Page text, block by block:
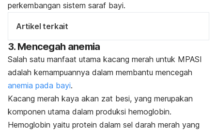
perkembangan sistem saraf bayi.
Artikel terkait
3. Mencegah anemia
Salah satu manfaat utama kacang merah untuk MPASI
adalah kemampuannya dalam membantu mencegah
anemia pada bayi.
Kacang merah kaya akan zat besi, yang merupakan
komponen utama dalam produksi hemoglobin.
Hemoglobin yaitu protein dalam sel darah merah yang